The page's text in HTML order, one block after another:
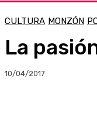
CULTURA MONZÓN
La
10/04/2017